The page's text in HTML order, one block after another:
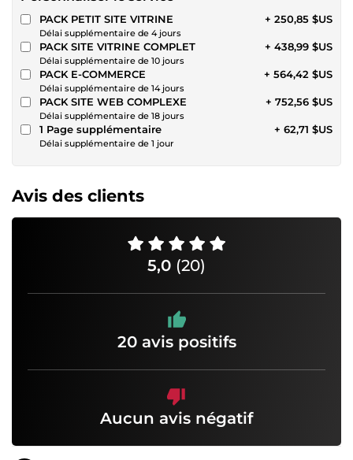
PACK PETIT SITE VITRINE
Délai supplémentaire de 4 jours
+ 250,85 $US
PACK SITE VITRINE COMPLET
Délai supplémentaire de 10 jours
+ 438,99 $US
PACK E-COMMERCE
Délai supplémentaire de 14 jours
+ 564,42 $US
PACK SITE WEB COMPLEXE
Délai supplémentaire de 18 jours
+ 752,56 $US
1 Page supplémentaire
Délai supplémentaire de 1 jour
+ 62,71 $US
Avis des clients
5,0 (20)
20 avis positifs
Aucun avis négatif